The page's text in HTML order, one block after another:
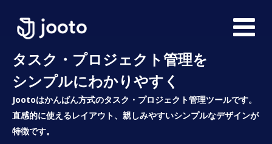
タスク・プロジェクト管理を
シンプルにわかりやすく
Jootoはかんばん方式のタスク・プロジェクト管理ツールです。
直感的に使えるレイアウト、親しみやすいシンプルなデザインが
特徴です。